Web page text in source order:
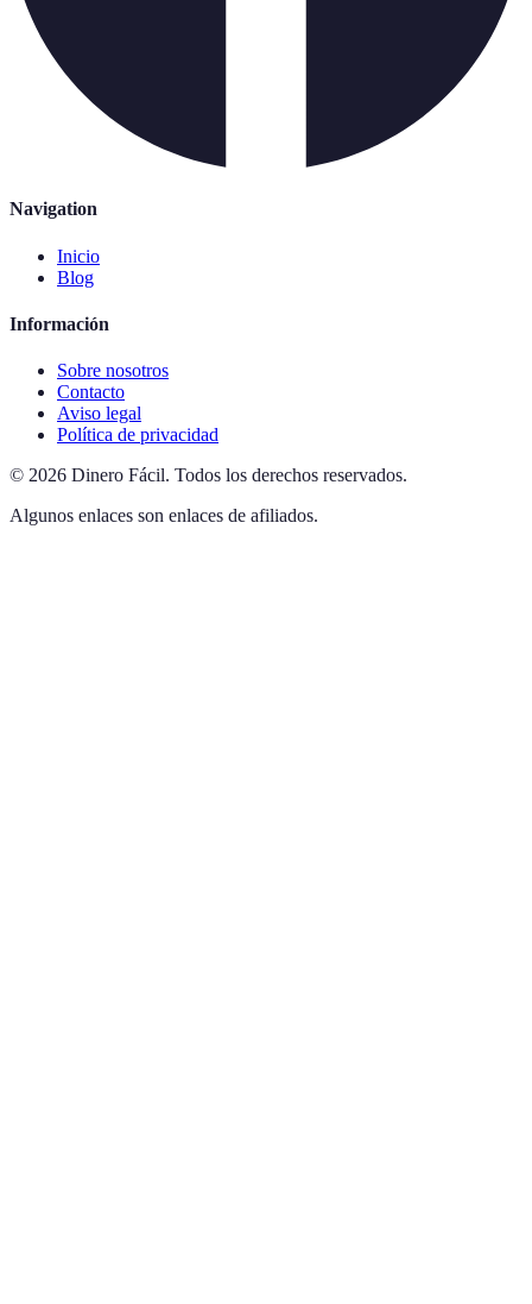
Navigation
Inicio
Blog
Información
Sobre nosotros
Contacto
Aviso legal
Política de privacidad
© 2026 Dinero Fácil. Todos los derechos reservados.
Algunos enlaces son enlaces de afiliados.